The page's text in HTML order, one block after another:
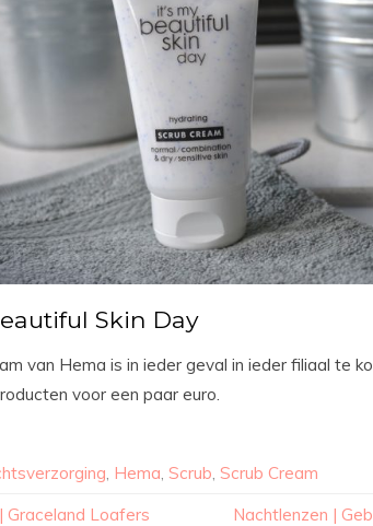
Skin Day
van Hema is in ieder geval in ieder filiaal te
voor een paar euro.
, Hema, Scrub, Scrub Cream
Graceland Loafers Nachtlenzen |